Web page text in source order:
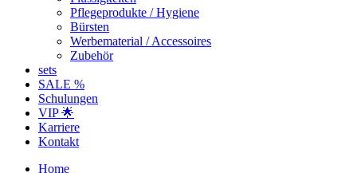
Pflegeprodukte / Hygiene
Bürsten
Werbematerial / Accessoires
Zubehör
sets
SALE %
Schulungen
VIP 🌟
Karriere
Kontakt
Home